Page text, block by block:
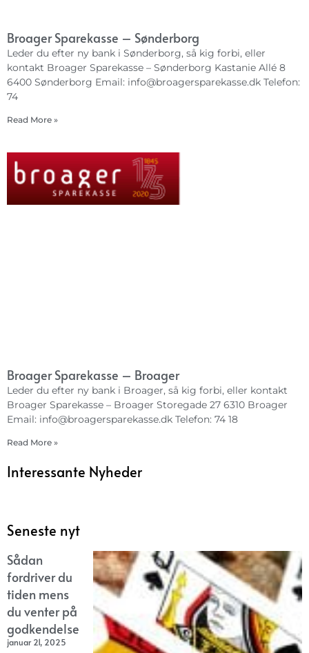
Broager Sparekasse – Sønderborg
Leder du efter ny bank i Sønderborg, så kig forbi, eller
kontakt Broager Sparekasse – Sønderborg Kastanie Allé 8
6400 Sønderborg Email: info@broagersparekasse.dk Telefon:
74
Read More »
Broager Sparekasse – Broager
Leder du efter ny bank i Broager, så kig forbi, eller kontakt
Broager Sparekasse – Broager Storegade 27 6310 Broager
Email: info@broagersparekasse.dk Telefon: 74 18
Read More »
Interessante Nyheder
Seneste nyt
Sådan
fordriver du
tiden mens
du venter på
godkendelse
januar 21, 2025